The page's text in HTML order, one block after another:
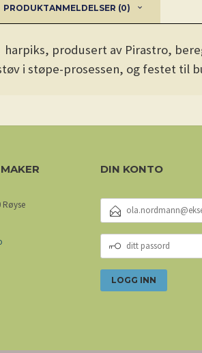
PRODUKTANMELDELSER (0)
produsert av Pirastro,
i støpe-prosessen, og festet til
Røyse
DIN KONTO
POSTADRESSE
PASSORD